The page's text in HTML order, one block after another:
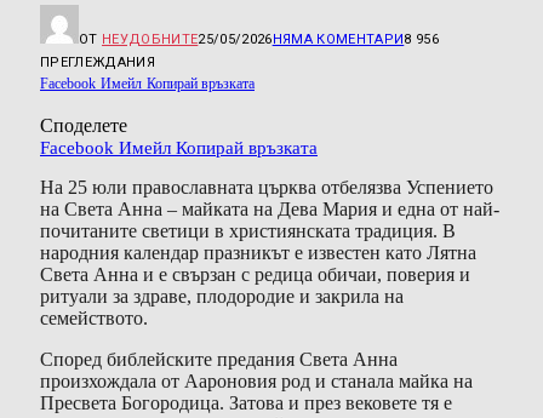
ОТ НЕУДОБНИТЕ25/05/2026НЯМА КОМЕНТАРИ8 956
ПРЕГЛЕЖДАНИЯ
Facebook Имейл Копирай връзката
Споделете
Facebook Имейл Копирай връзката
На 25 юли православната църква отбелязва Успението
на Света Анна – майката на Дева Мария и една от най-
почитаните светици в християнската традиция. В
народния календар празникът е известен като Лятна
Света Анна и е свързан с редица обичаи, поверия и
ритуали за здраве, плодородие и закрила на
семейството.
Според библейските предания Света Анна
произхождала от Аароновия род и станала майка на
Пресвета Богородица. Затова и през вековете тя е